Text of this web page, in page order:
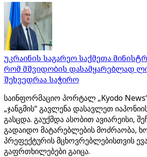
უკრაინის საგარეო საქმეთა
რომ მშვიდობის დასამყარებლად
შეხვედრაა საჭირო
საინფორმაციო პორტალ „Kyodo
„ჯანგმის“ გავლენა დასავლეთ
გასცდა. გაუქმდა ასობით ავიარეისი,
გადაიდო მატარებლების მოძრაობა,
პრეფექტურის მცხოვრებლებისთვის
გაფრთხილებები გაიცა.